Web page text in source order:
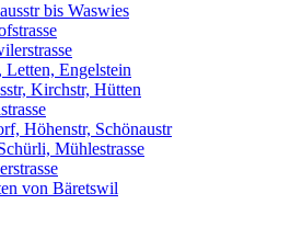
bis Waswies
Letten, Engelstein
Kirchstr, Hütten
Höhenstr, Schönaustr
Mühlestrasse
von Bäretswil